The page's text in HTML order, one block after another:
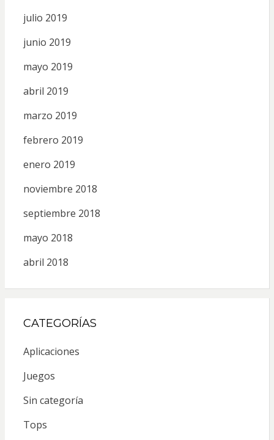
julio 2019
junio 2019
mayo 2019
abril 2019
marzo 2019
febrero 2019
enero 2019
noviembre 2018
septiembre 2018
mayo 2018
abril 2018
CATEGORÍAS
Aplicaciones
Juegos
Sin categoría
Tops